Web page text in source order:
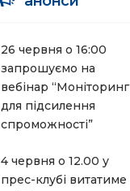
26 червня о 16:00
запрошуємо на
вебінар “Моніторинг
для підсилення
спроможності”
4 червня о 12.00 у
прес-клубі витатиме